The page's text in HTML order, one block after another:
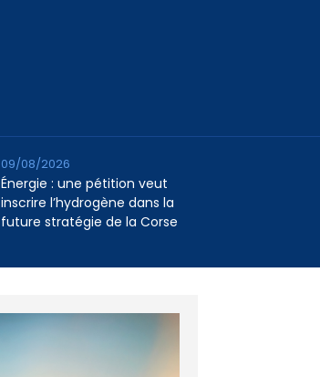
Énergie : une pétition veut
inscrire l’hydrogène dans la
future stratégie de la Corse
09/08/2026